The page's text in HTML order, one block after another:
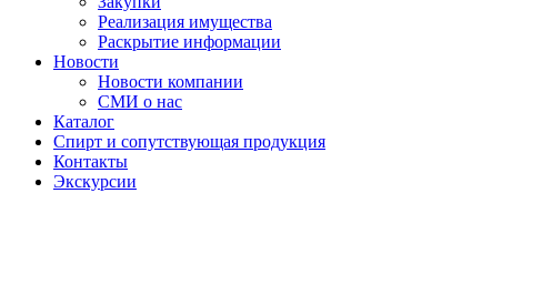
Реализация имущества
Раскрытие информации
Новости
Новости компании
СМИ о нас
Каталог
Спирт и сопутствующая продукция
Контакты
Экскурсии